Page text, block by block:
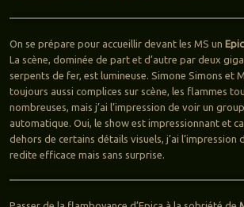
On se prépare pour accueillir devant les MS un
La scène, dominée de part et d’autre par deux
serpents de fer, est lumineuse. Simone Simons et
toujours aussi complices sur scène, les flammes
nombreuses, mais j’ai l’impression de voir un
automatique. Oui, le show est impressionnant et
dehors de certains détails visuels, j’ai l’impression
redite efficace mais sans surprise.